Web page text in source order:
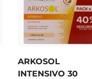
ARKOSOL
INTENSIVO 30